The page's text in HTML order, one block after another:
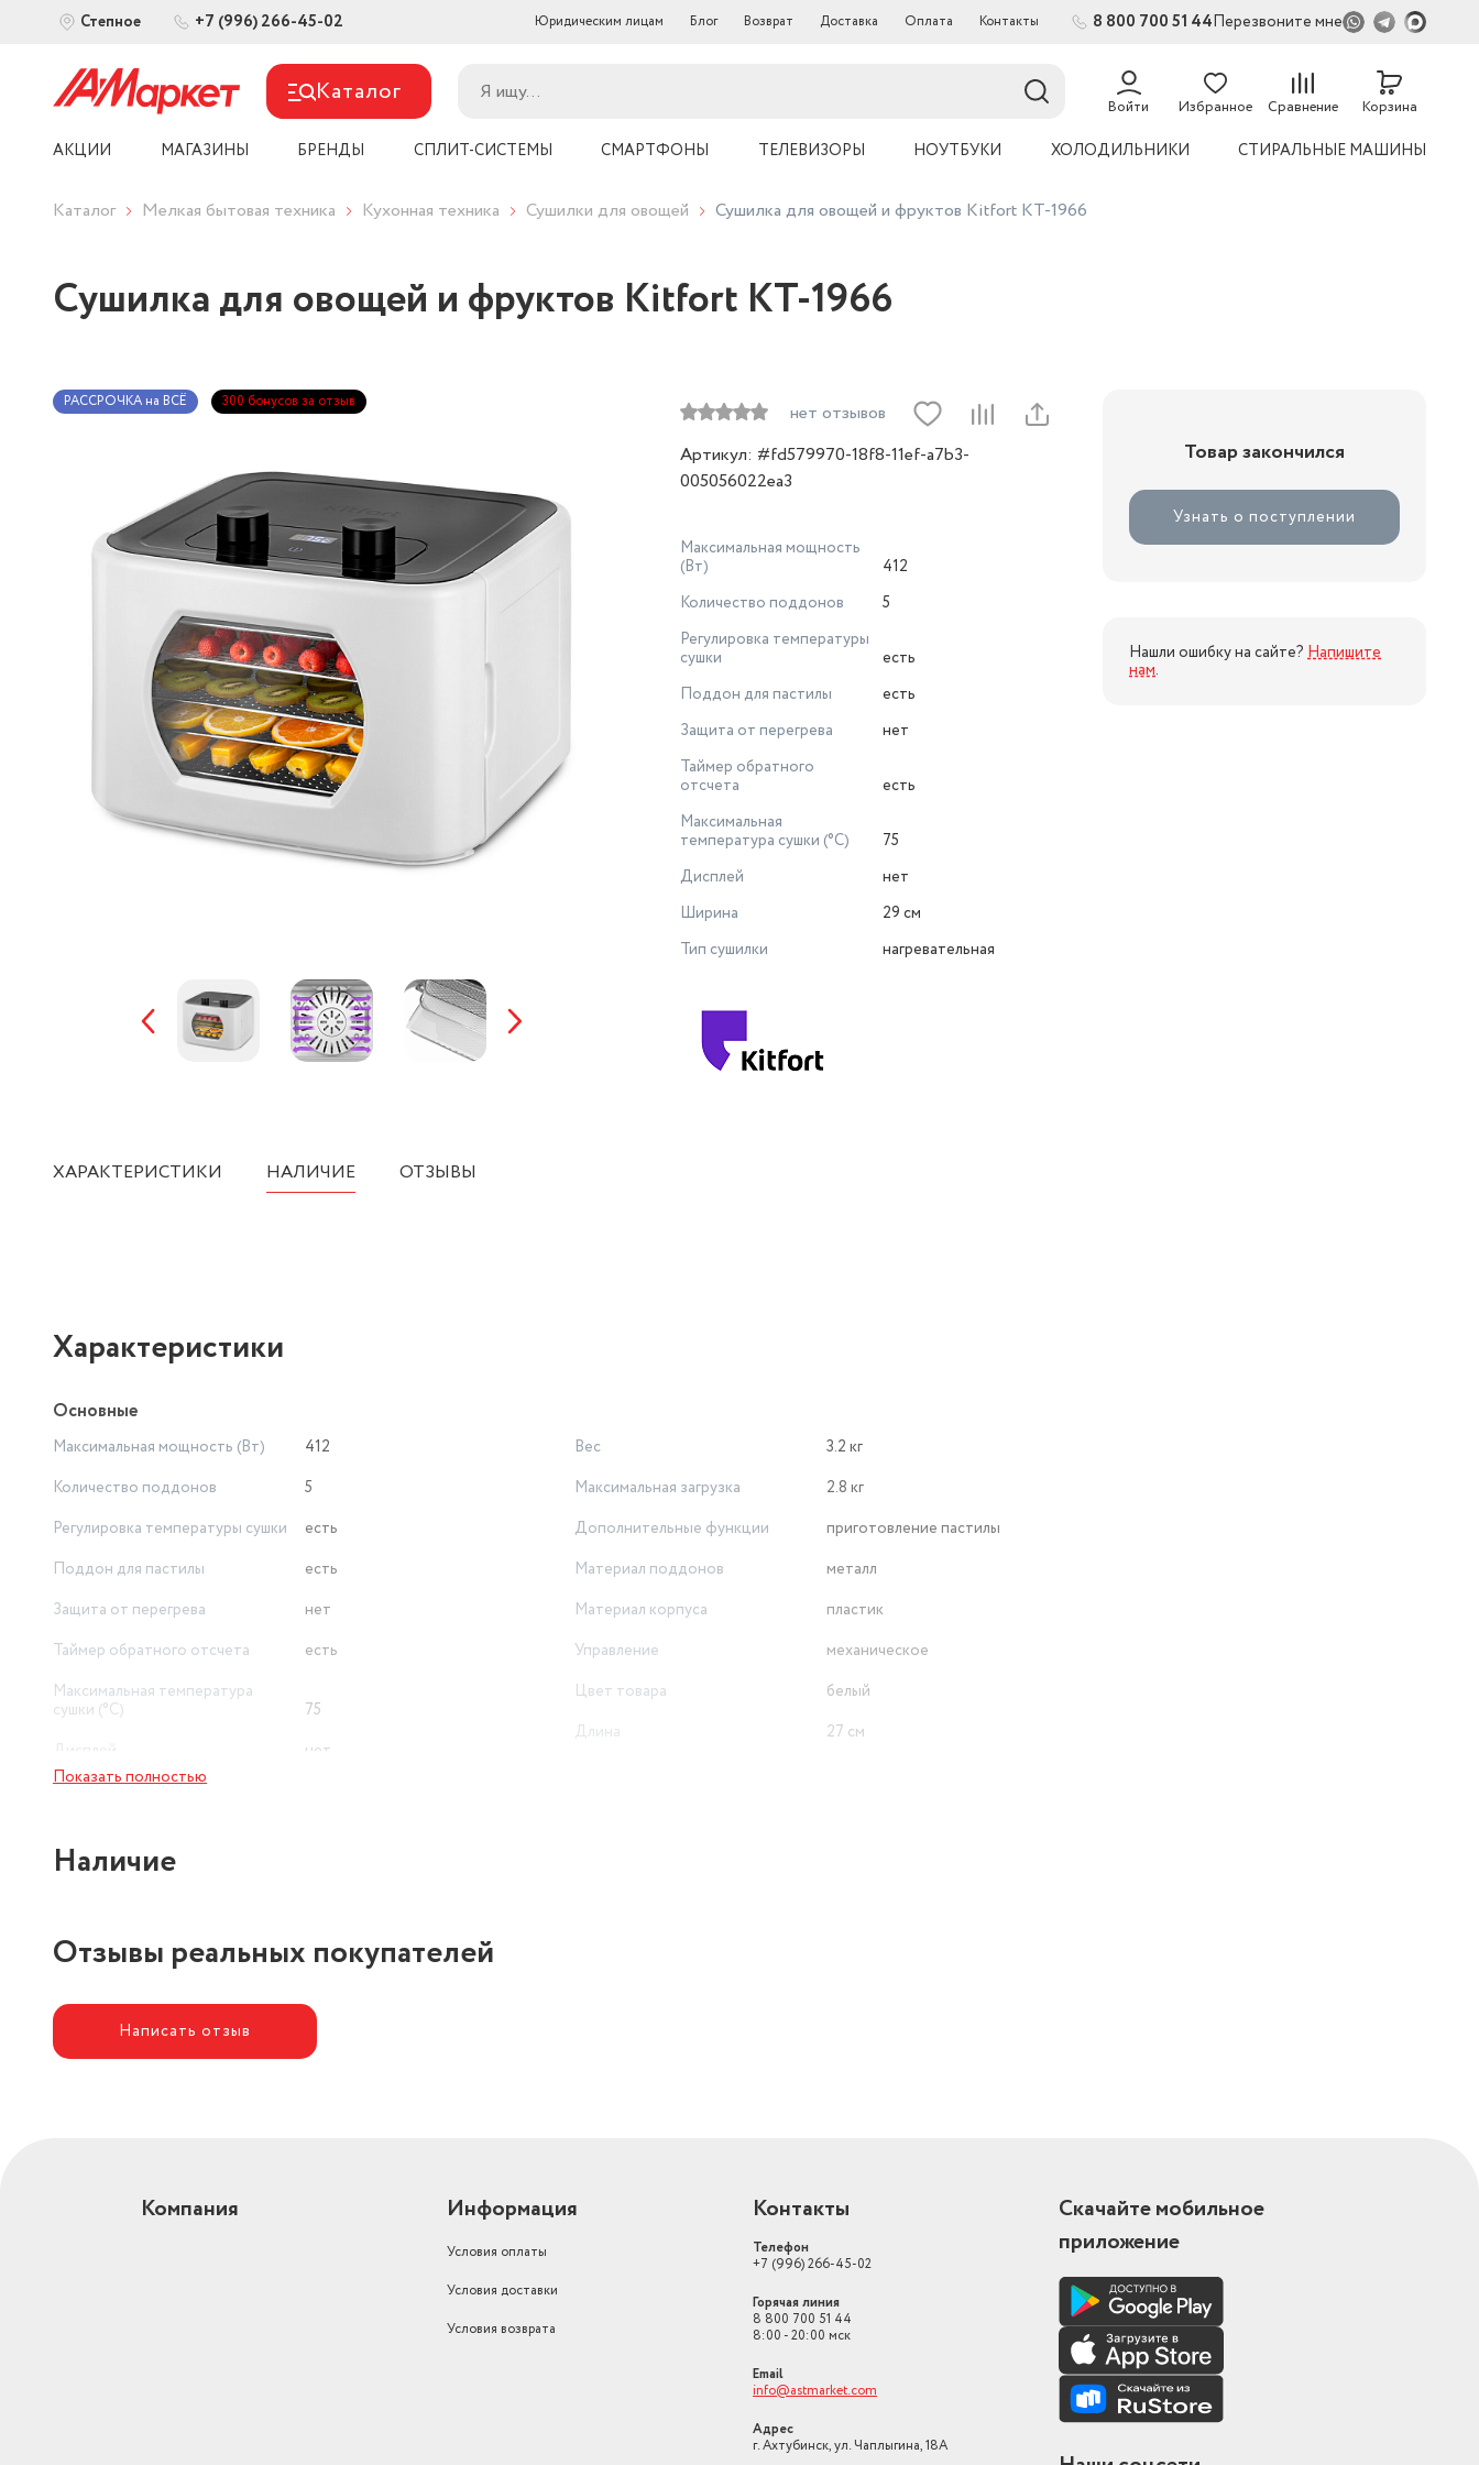
Степное +7 (996) 266-45-02 Юридическим лицам Блог Возврат Доставка Оплата Контакты 8 800 700 51 44Перезвоните мне
Каталог Войти Избранное Сравнение
54
Корзина
АКЦИИ МАГАЗИНЫ БРЕНДЫ СПЛИТ-СИСТЕМЫ СМАРТФОНЫ ТЕЛЕВИЗОРЫ НОУТБУКИ ХОЛОДИЛЬНИКИ СТИРАЛЬНЫЕ МАШИНЫ
Каталог Мелкая бытовая техника Кухонная техника Сушилки для овощей Сушилка для овощей и фруктов Kitfort КТ-1966
Сушилка для овощей и фруктов Kitfort КТ-1966
РАССРОЧКА на ВСЁ 300 бонусов за отзыв
нет отзывов
Артикул: #fd579970-18f8-11ef-a7b3-
005056022ea3
Максимальная мощность
(Вт)
412
Количество поддонов
5
Регулировка температуры
сушки
есть
Поддон для пастилы
есть
Защита от перегрева
нет
Таймер обратного
отсчета
есть
Максимальная
температура сушки (°C)
75
Дисплей
нет
Ширина
29 см
Тип сушилки
нагревательная
Товар закончился
Узнать о поступлении
Нашли ошибку на сайте? Напишите
нам.
ХАРАКТЕРИСТИКИ НАЛИЧИЕ ОТЗЫВЫ
Характеристики
Основные
Максимальная мощность (Вт)
412
Количество поддонов
5
Регулировка температуры сушки
есть
Поддон для пастилы
есть
Защита от перегрева
нет
Таймер обратного отсчета
есть
Максимальная температура
сушки (°C)
75
нет
Вес
3.2 кг
Максимальная загрузка
2.8 кг
Дополнительные функции
приготовление пастилы
Материал поддонов
металл
Материал корпуса
пластик
Управление
механическое
Цвет товара
белый
Длина
27 см
Показать полностью
Наличие
Отзывы реальных покупателей
Написать отзыв
Компания Информация
Условия оплаты
Условия доставки
Условия возврата
Контакты
Телефон
+7 (996) 266-45-02
Горячая линия
8 800 700 51 44
8:00 - 20:00 мск
Email
info@astmarket.com
Адрес
г. Ахтубинск, ул. Чаплыгина, 18А
Скачайте мобильное
приложение